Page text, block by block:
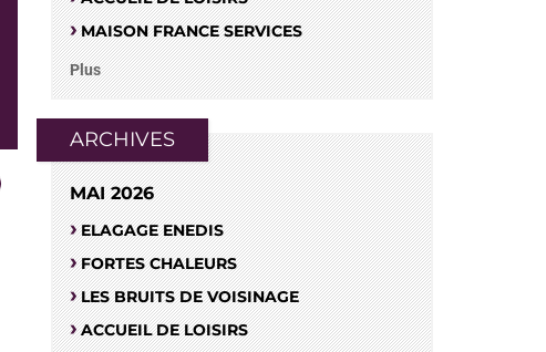
MAISON FRANCE SERVICES
Plus
ARCHIVES
MAI 2026
ELAGAGE ENEDIS
FORTES CHALEURS
LES BRUITS DE VOISINAGE
ACCUEIL DE LOISIRS